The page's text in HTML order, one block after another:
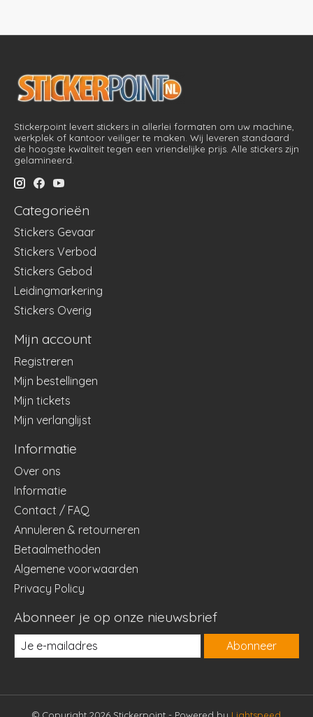
Stickerpoint levert stickers in allerlei formaten om uw machine,
werkplek of kantoor veiliger te maken. Wij leveren standaard
de hoogste kwaliteit tegen een vriendelijke prijs. Alle stickers zijn
gelamineerd.
Categorieën
Stickers Gevaar
Stickers Verbod
Stickers Gebod
Leidingmarkering
Stickers Overig
Mijn account
Registreren
Mijn bestellingen
Mijn tickets
Mijn verlanglijst
Informatie
Over ons
Informatie
Contact / FAQ
Annuleren & retourneren
Betaalmethoden
Algemene voorwaarden
Privacy Policy
Abonneer je op onze nieuwsbrief
Abonneer
© Copyright 2026 Stickerpoint - Powered by Lightspeed